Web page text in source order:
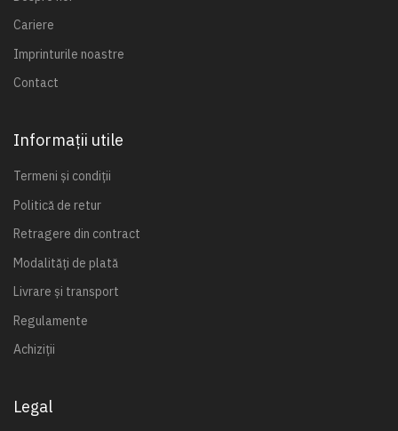
Cariere
Imprinturile noastre
Contact
Informații utile
Termeni și condiții
Politică de retur
Retragere din contract
Modalități de plată
Livrare și transport
Regulamente
Achiziții
Legal